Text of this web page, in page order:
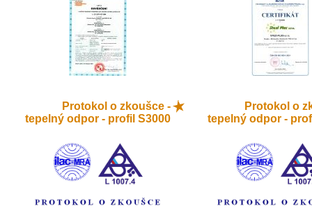
Protokol o zkoušce -
tepelný odpor - profil S3000
Protokol o
tepelný odpor -